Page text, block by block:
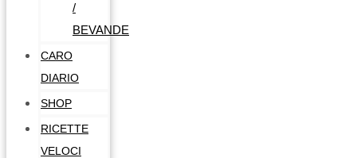
/
BEVANDE
CARO
DIARIO
SHOP
RICETTE
VELOCI